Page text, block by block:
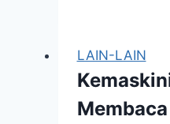
LAIN-LAIN